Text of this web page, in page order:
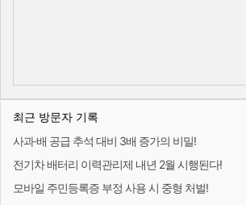
최근 방문자 기록
사과·배 공급 추석 대비 3배 증가의 비밀!
전기차 배터리 이력관리제 내년 2월 시행된다!
모바일 주민등록증 부정 사용 시 중형 처벌!